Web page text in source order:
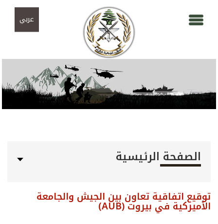
عربي
الصفحة الرئيسية
توقيع اتفاقية تعاون بين الجيش والجامعة
الأميركية في بيروت (AUB)